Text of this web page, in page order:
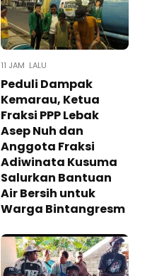
11 JAM LALU
Peduli Dampak
Kemarau, Ketua
Fraksi PPP Lebak
Asep Nuh dan
Anggota Fraksi
Adiwinata Kusuma
Salurkan Bantuan
Air Bersih untuk
Warga Bintangresm